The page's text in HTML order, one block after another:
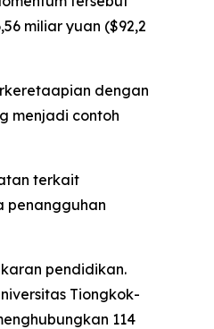
miliar yuan ($92,2
dengan
menjadi contoh
terkait
penangguhan
pendidikan.
Tiongkok-
114